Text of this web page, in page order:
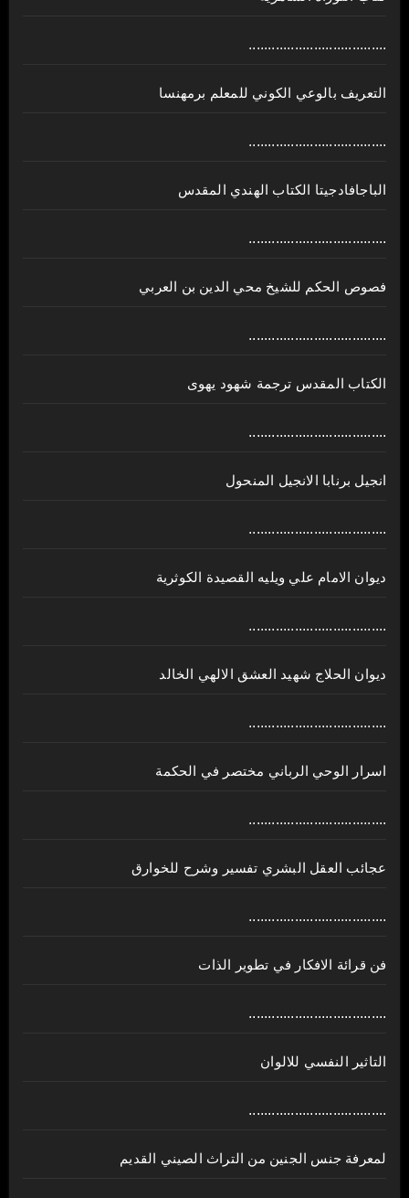
....................................
ﺍﻟﺘﻌﺮﻳﻒ ﺑﺎﻟﻮﻋﻲ ﺍﻟﻜﻮﻧﻲ للمعلم برمهنسا
....................................
الباجافادجيتا الكتاب الهندي المقدس
....................................
فصوص الحكم للشيخ محي الدين بن العربي
....................................
الكتاب المقدس ترجمة شهود يهوى
....................................
انجيل برنابا الانجيل المنحول
....................................
ديوان الامام علي ويليه القصيدة الكوثرية
....................................
ديوان الحلاج شهيد العشق الالهي الخالد
....................................
اسرار الوحي الرباني مختصر في الحكمة
....................................
عجائب العقل البشري تفسير وشرح للخوارق
....................................
فن قرائة الافكار في تطوير الذات
....................................
التاثير النفسي للالوان
....................................
لمعرفة جنس الجنين من التراث الصيني القديم